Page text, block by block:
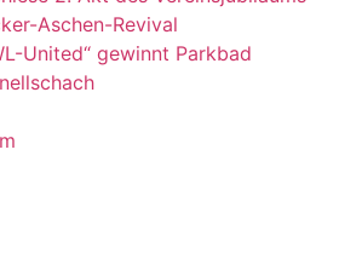
Aschen-Revival
United“ gewinnt Parkbad